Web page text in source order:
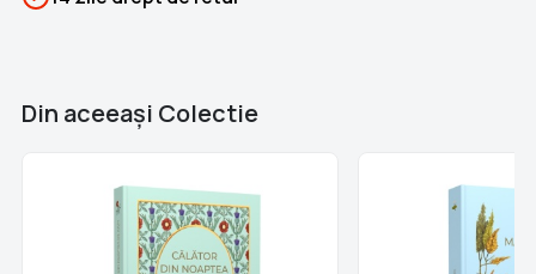
Categorii
Romane Nemuritoare
Din aceeaşi Colectie